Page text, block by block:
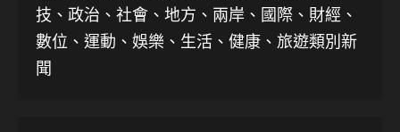
技、 政治、社會、地方、兩岸、國際、財經、
數位、運動、娛樂、生活、健康、旅遊類別新
聞